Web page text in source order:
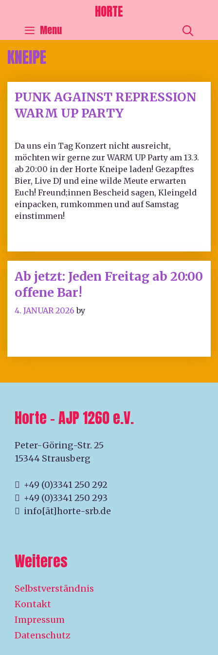
HORTE
Menu
KNEIPE
PUNK AGAINST REPRESSION
WARM UP PARTY
Da uns ein Tag Konzert nicht ausreicht,
möchten wir gerne zur WARM UP Party am 13.3.
ab 20:00 in der Horte Kneipe laden! Gezapftes
Bier, Live DJ und eine wilde Meute erwarten
Euch! Freund;innen Bescheid sagen, Kleingeld
einpacken, rumkommen und auf Samstag
einstimmen!
Ab jetzt: Jeden Freitag ab 20:00
offene Bar!
4. JANUAR 2026 by
Horte – AJP 1260 e.V.
Peter-Göring-Str. 25
15344 Strausberg
+49 (0)3341 250 292
+49 (0)3341 250 293
info[ät]horte-srb.de
Weiteres
Selbstverständnis
Kontakt
Impressum
Datenschutz